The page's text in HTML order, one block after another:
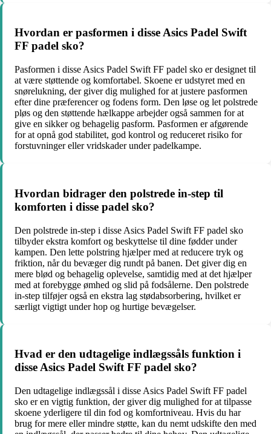
Hvordan er pasformen i disse Asics Padel Swift
FF padel sko?
Pasformen i disse Asics Padel Swift FF padel sko er designet til
at være støttende og komfortabel. Skoene er udstyret med en
snørelukning, der giver dig mulighed for at justere pasformen
efter dine præferencer og fodens form. Den løse og let polstrede
pløs og den støttende hælkappe arbejder også sammen for at
give en sikker og behagelig pasform. Pasformen er afgørende
for at opnå god stabilitet, god kontrol og reduceret risiko for
forstuvninger eller vridskader under padelkampe.
Hvordan bidrager den polstrede in-step til
komforten i disse padel sko?
Den polstrede in-step i disse Asics Padel Swift FF padel sko
tilbyder ekstra komfort og beskyttelse til dine fødder under
kampen. Den lette polstring hjælper med at reducere tryk og
friktion, når du bevæger dig rundt på banen. Det giver dig en
mere blød og behagelig oplevelse, samtidig med at det hjælper
med at forebygge ømhed og slid på fodsålerne. Den polstrede
in-step tilføjer også en ekstra lag stødabsorbering, hvilket er
særligt vigtigt under hop og hurtige bevægelser.
Hvad er den udtagelige indlægssåls funktion i
disse Asics Padel Swift FF padel sko?
Den udtagelige indlægssål i disse Asics Padel Swift FF padel
sko er en vigtig funktion, der giver dig mulighed for at tilpasse
skoene yderligere til din fod og komfortniveau. Hvis du har
brug for mere eller mindre støtte, kan du nemt udskifte den med